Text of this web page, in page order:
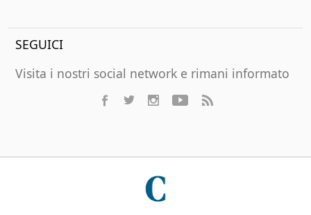
SEGUICI
Visita i nostri social network e rimani informato